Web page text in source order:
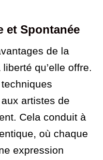
et Spontanée
de la
qu’elle offre.
artistes de
Cela conduit à
où chaque
expression